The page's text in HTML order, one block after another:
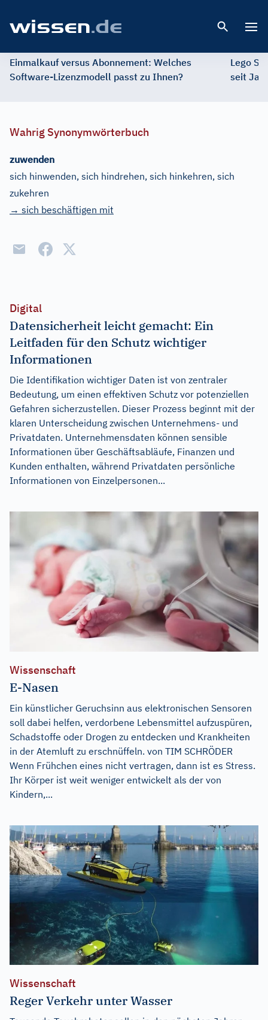
Einmalkauf versus Abonnement: Welches
Software-Lizenzmodell passt zu Ihnen?
Lego
seit
Wahrig Synonymwörterbuch
zuwenden
sich hinwenden, sich hindrehen, sich hinkehren, sich
zukehren
→ sich beschäftigen mit
Digital
Datensicherheit leicht gemacht: Ein
Leitfaden für den Schutz wichtiger
Informationen
Die Identifikation wichtiger Daten ist von zentraler
Bedeutung, um einen effektiven Schutz vor potenziellen
Gefahren sicherzustellen. Dieser Prozess beginnt mit der
klaren Unterscheidung zwischen Unternehmens- und
Privatdaten. Unternehmensdaten können sensible
Informationen über Geschäftsabläufe, Finanzen und
Kunden enthalten, während Privatdaten persönliche
Informationen von Einzelpersonen...
Wissenschaft
E-Nasen
Ein künstlicher Geruchsinn aus elektronischen Sensoren
soll dabei helfen, verdorbene Lebensmittel aufzuspüren,
Schadstoffe oder Drogen zu entdecken und Krankheiten
in der Atemluft zu erschnüffeln. von TIM SCHRÖDER
Wenn Frühchen eines nicht vertragen, dann ist es Stress.
Ihr Körper ist weit weniger entwickelt als der von
Kindern,...
Wissenschaft
Reger Verkehr unter Wasser